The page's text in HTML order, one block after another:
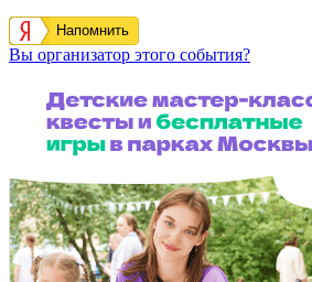
Напомнить
Вы организатор этого события?